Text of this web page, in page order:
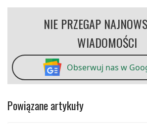
NIE PRZEGAP
WIADOMOŚCI
Obserwuj nas w
Powiązane artykuły